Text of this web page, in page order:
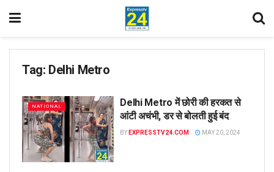
Tag: Delhi Metro
NATIONAL
Delhi Metro में छोरी की हरकत से
आंटी अचंभी, डर से बोलती हुई बंद
BY EXPRESSTV24.COM MAY 20, 2024